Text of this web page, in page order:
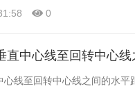
0
线至回转中心线之间的水平